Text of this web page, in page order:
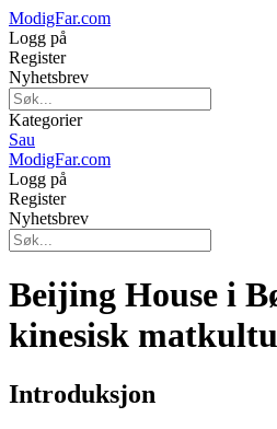
ModigFar.com
Logg på
Register
Nyhetsbrev
Kategorier
Sau
ModigFar.com
Logg på
Register
Nyhetsbrev
Beijing House i
kinesisk
Introduksjon